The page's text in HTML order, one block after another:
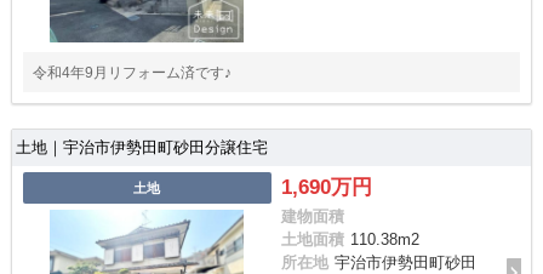
令和4年9月リフォーム済です♪
土地｜宇治市伊勢田町砂田分譲住宅
土地 1,690万円
建物面積
土地面積 110.38m2
所在地 宇治市伊勢田町砂田